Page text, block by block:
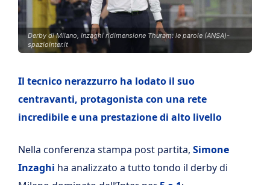
Derby di Milano, Inzaghi ridimensione Thuram: le parole (ANSA)-
spaziointer.it
Il tecnico nerazzurro ha lodato il suo
centravanti, protagonista con una rete
incredibile e una prestazione di alto livello
Nella conferenza stampa post partita, Simone
Inzaghi ha analizzato a tutto tondo il derby di